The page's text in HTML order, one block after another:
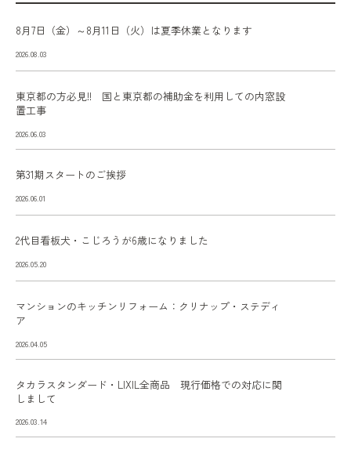
8月7日（金）～8月11日（火）は夏季休業となります
2026.08.03
東京都の方必見!! 国と東京都の補助金を利用しての内窓設
置工事
2026.06.03
第31期スタートのご挨拶
2026.06.01
2代目看板犬・こじろうが6歳になりました
2026.05.20
マンションのキッチンリフォーム：クリナップ・ステディ
ア
2026.04.05
タカラスタンダード・LIXIL全商品 現行価格での対応に関
しまして
2026.03.14